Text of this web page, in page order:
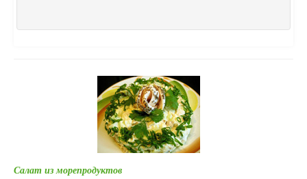
Салат из морепродуктов